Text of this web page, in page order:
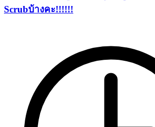
Scrubบ้างคะ!!!!!!